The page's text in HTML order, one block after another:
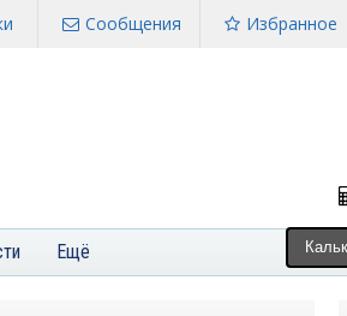
Избранное
Сообщения
Ещё